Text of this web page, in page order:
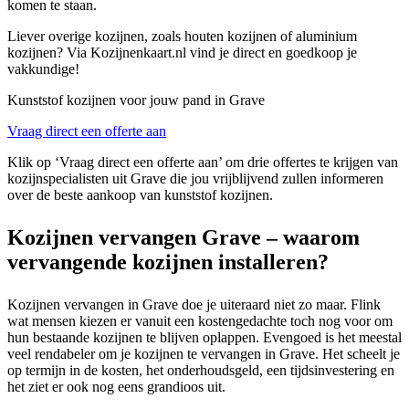
komen te staan.
Liever overige kozijnen, zoals houten kozijnen of aluminium
kozijnen? Via Kozijnenkaart.nl vind je direct en goedkoop je
vakkundige!
Kunststof kozijnen voor jouw pand in Grave
Vraag direct een offerte aan
Klik op ‘Vraag direct een offerte aan’ om drie offertes te krijgen van
kozijnspecialisten uit Grave die jou vrijblijvend zullen informeren
over de beste aankoop van kunststof kozijnen.
Kozijnen vervangen Grave – waarom
vervangende kozijnen installeren?
Kozijnen vervangen in Grave doe je uiteraard niet zo maar. Flink
wat mensen kiezen er vanuit een kostengedachte toch nog voor om
hun bestaande kozijnen te blijven oplappen. Evengoed is het meestal
veel rendabeler om je kozijnen te vervangen in Grave. Het scheelt je
op termijn in de kosten, het onderhoudsgeld, een tijdsinvestering en
het ziet er ook nog eens grandioos uit.